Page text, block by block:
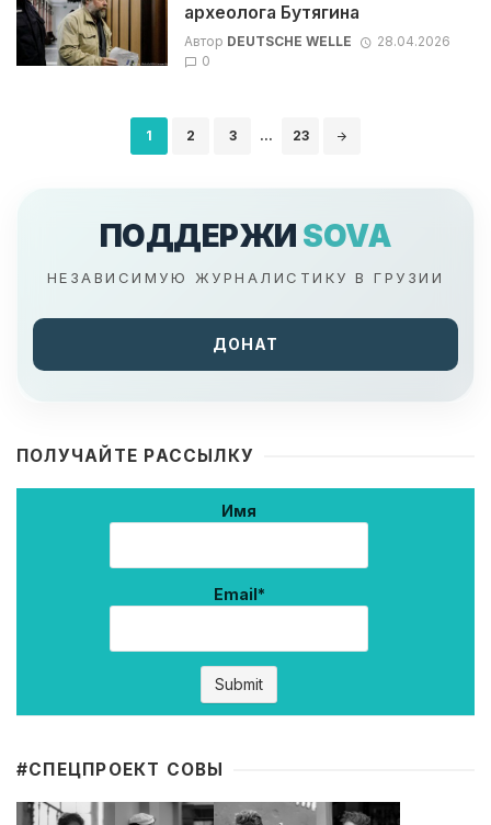
археолога Бутягина
Автор DEUTSCHE WELLE
28.04.2026
0
1 2 3 ... 23
ПОДДЕРЖИ SOVA
НЕЗАВИСИМУЮ ЖУРНАЛИСТИКУ В ГРУЗИИ
ДОНАТ
ПОЛУЧАЙТЕ РАССЫЛКУ
Имя
Email*
#CПЕЦПРОЕКТ СОВЫ